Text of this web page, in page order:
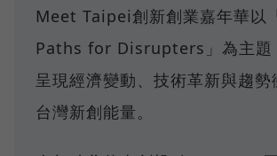
Meet Taipei創新創業嘉年華以
Paths for Disrupters」為主題
呈現經濟變動、技術革新與趨勢
台灣新創能量。